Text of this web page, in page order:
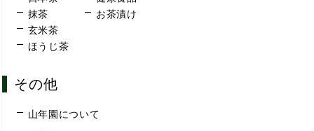
抹茶
玄米茶
ほうじ茶
お茶漬け
その他
山年園について